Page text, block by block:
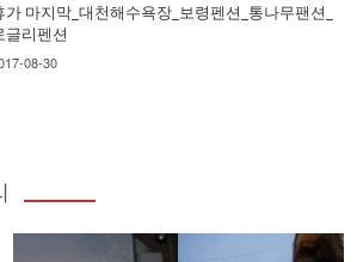
가 마지막_대천해수욕장_보령펜션_통나무팬션_
글리펜션
08-30